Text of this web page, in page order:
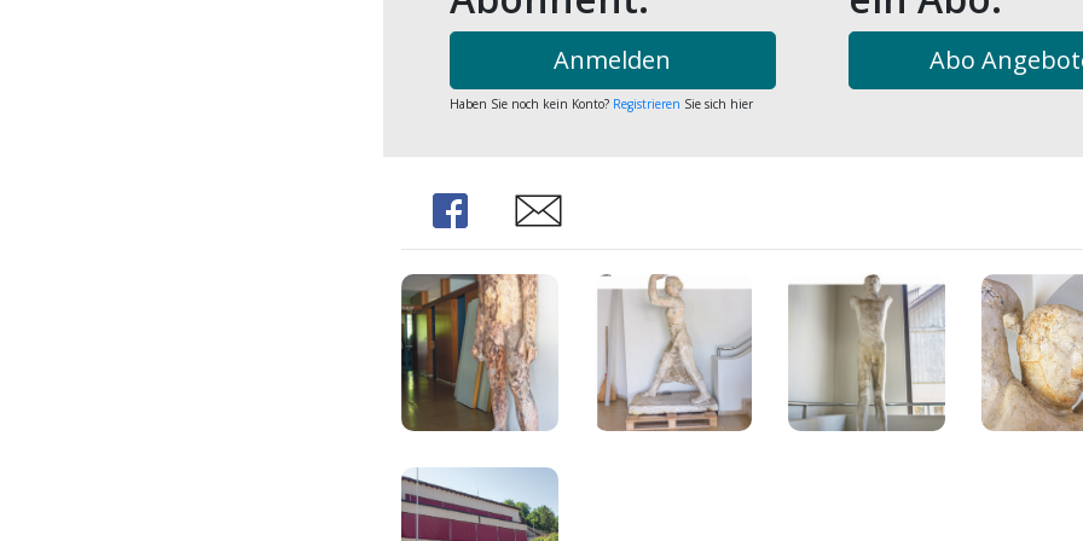
Anmelden
Haben Sie noch kein Konto?Registrieren Sie sich hier
Abo
Share Share